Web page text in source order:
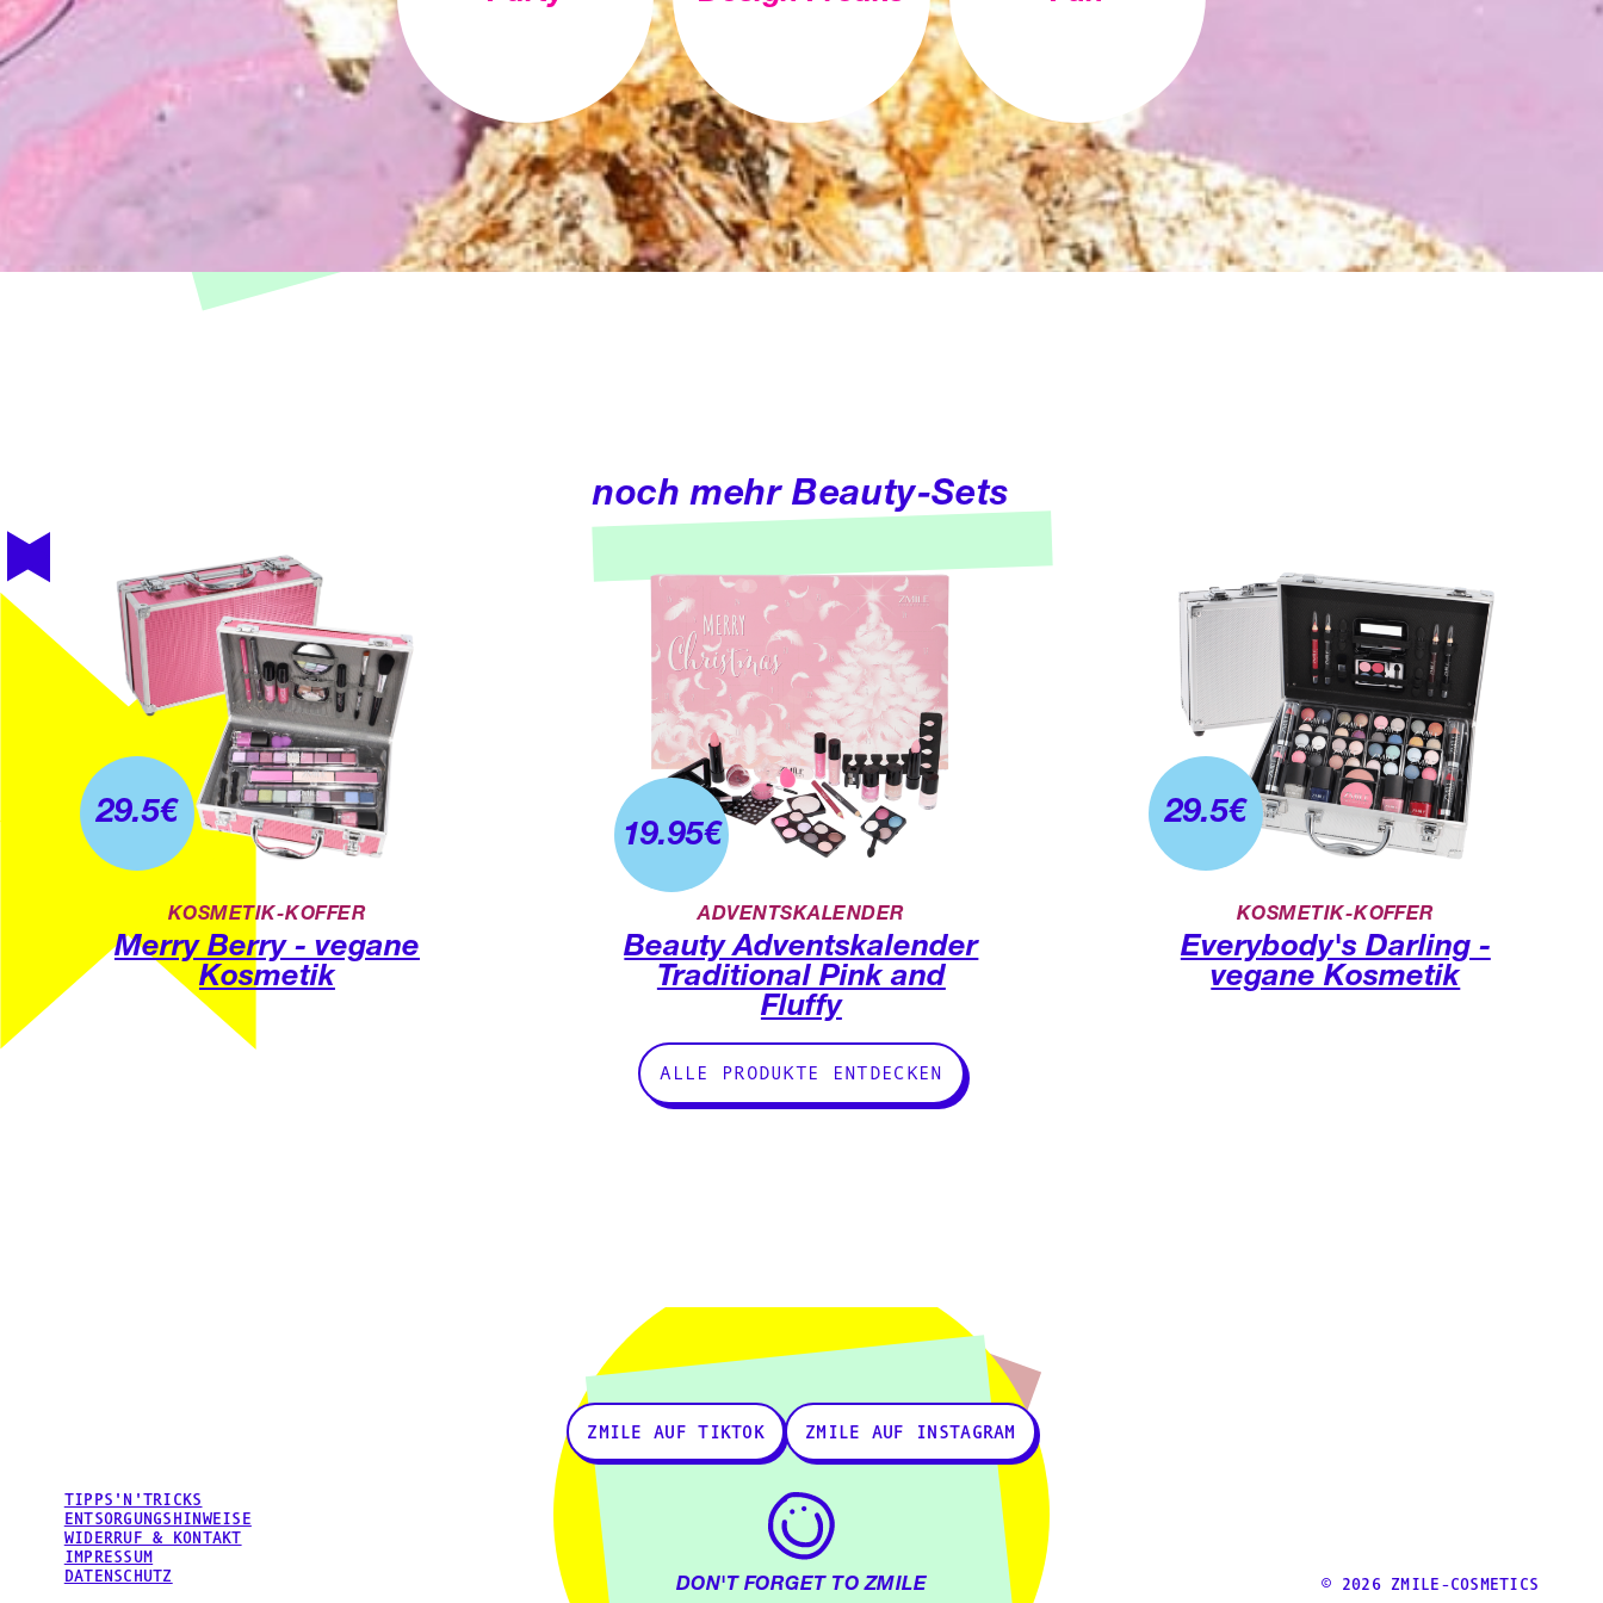
noch mehr Beauty-Sets
KOSMETIK-KOFFER
Merry Berry - vegane
Kosmetik
29.5€
ADVENTSKALENDER
Beauty Adventskalender
Traditional Pink and
Fluffy
19.95€
KOSMETIK-KOFFER
Everybody's Darling -
vegane Kosmetik
29.5€
ALLE PRODUKTE ENTDECKEN
ZMILE AUF TIKTOK ZMILE AUF INSTAGRAM
TIPPS'N'TRICKS
ENTSORGUNGSHINWEISE
WIDERRUF & KONTAKT
IMPRESSUM
DATENSCHUTZ
DON'T FORGET TO ZMILE © 2026 ZMILE-COSMETICS